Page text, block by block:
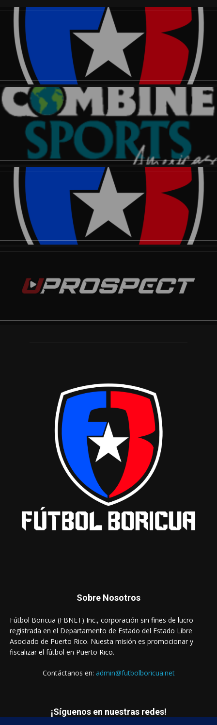
Sobre Nosotros
Fútbol Boricua (FBNET) Inc., corporación sin fines de lucro
registrada en el Departamento de Estado del Estado Libre
Asociado de Puerto Rico. Nuesta misión es promocionar y
fiscalizar el fútbol en Puerto Rico.
Contáctanos en: admin@futbolboricua.net
¡Síguenos en nuestras redes!